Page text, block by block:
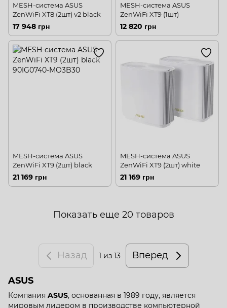
MESH-система ASUS
ZenWiFi XT8 (2шт) v2 black
17 948 грн
MESH-система ASUS
ZenWiFi XT9 (1шт)
12 820 грн
MESH-система ASUS
ZenWiFi XT9 (2шт) black
21 169 грн
MESH-система ASUS
ZenWiFi XT9 (2шт) white
21 169 грн
Показать еще 20 товаров
Назад 1 из 13 Вперед
ASUS
Компания ASUS, основанная в 1989 году, является
мировым лидером в производстве компьютерной